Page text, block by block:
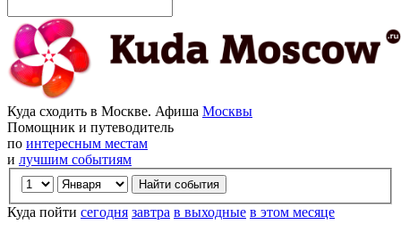
Куда сходить в Москве. Афиша Москвы
Помощник и путеводитель
по интересным местам
и лучшим событиям
Куда пойти сегодня завтра в выходные в этом месяце